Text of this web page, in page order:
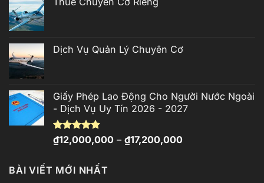
Dịch Vụ Quản Lý Chuyên Cơ
Giấy Phép Lao Động Cho Người Nước Ngoài
- Dịch Vụ Uy Tín 2026 - 2027
Được xếp
hạng
4.81
₫12,000,000 – ₫17,200,000Khoảng
BÀI VIẾT MỚI NHẤT